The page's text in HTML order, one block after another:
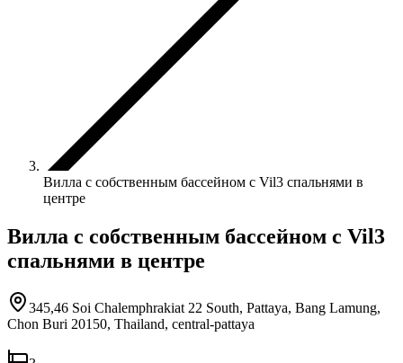
Вилла с собственным бассейном с Vil3 спальнями в
центре
Вилла с собственным бассейном с Vil3
спальнями в центре
345,46 Soi Chalemphrakiat 22 South, Pattaya, Bang Lamung,
Chon Buri 20150, Thailand, central-pattaya